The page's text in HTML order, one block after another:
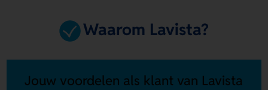
Waarom Lavista?
Jouw voordelen als klant van Lavista